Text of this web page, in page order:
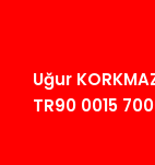
Uğur
TR90 0015